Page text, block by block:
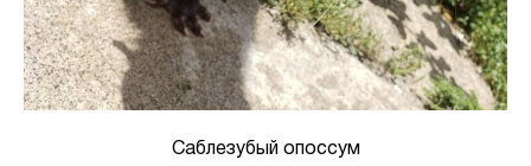
Саблезубый опоссум